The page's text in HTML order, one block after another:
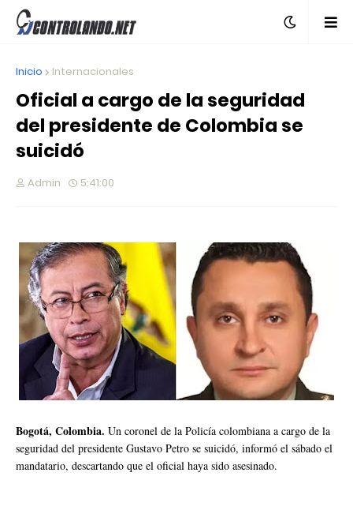
Inicio Internacionales
Oficial a cargo de la seguridad
del presidente de Colombia se
suicidó
Admin 5:41:00
Bogotá, Colombia. Un coronel de la Policía colombiana a cargo de la
seguridad del presidente Gustavo Petro se suicidó, informó el sábado el
mandatario, descartando que el oficial haya sido asesinado.